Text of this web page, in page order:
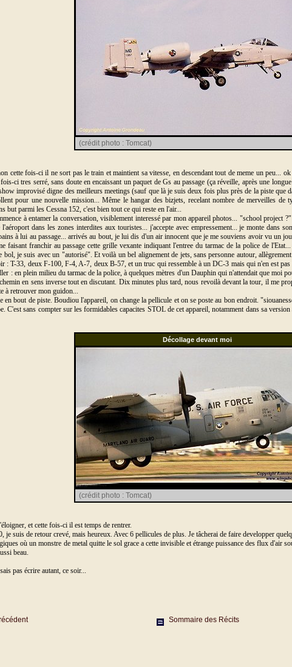
(crédit photo : Tomcat)
cette fois-ci il ne sort pas le train et maintient sa vitesse, en descendant tout de meme un peu...
ci tres serré, sans doute en encaissant un paquet de Gs au passage (ça réveille, après une
improvisé digne des meilleurs meetings (sauf que là je suis deux fois plus près de la piste
pour une nouvelle mission... Même le hangar des bizjets, recelant nombre de merveilles
but parmi les Cessna 152, c'est bien tout ce qui reste en l'air...
à entamer la conversation, visiblement interessé par mon appareil photos... "school project
dans les zones interdites aux touristes... j'accepte avec empressement... je monte dans
à lui au passage... arrivés au bout, je lui dis d'un air innocent que je me souviens avoir vu un
faisant franchir au passage cette grille vexante indiquant l'entree du tarmac de la police de
bol, je suis avec un "autorisé". Et voilà un bel alignement de jets, sans personne autour,
: T-33, deux F-100, F-4, A-7, deux B-57, et un truc qui ressemble à un DC-3 mais qui n'en est
: en plein milieu du tarmac de la police, à quelques mètres d'un Dauphin qui n'attendait que moi
en sens inverse tout en discutant. Dix minutes plus tard, nous revoilà devant la tour, il me
à retrouver mon guidon...
en bout de piste. Boudiou l'appareil, on change la pellicule et on se poste au bon endroit.
C'est sans compter sur les formidables capacites STOL de cet appareil, notamment dans sa
Décollage devant moi
(crédit photo : Tomcat)
et cette fois-ci il est temps de rentrer.
je suis de retour crevé, mais heureux. Avec 6 pellicules de plus. Je tâcherai de faire developper
où un monstre de metal quitte le sol grace a cette invisible et étrange puissance des flux d'air
beau.
pas écrire autant, ce soir...
Sommaire des Récits